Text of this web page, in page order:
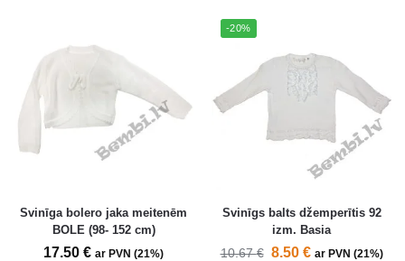
Svinīga bolero jaka meitenēm
BOLE (98- 152 cm)
17.50 € ar PVN (21%)
-20%
Svinīgs balts džemperītis 92
izm. Basia
10.67€ 8.50 € ar PVN (21%)